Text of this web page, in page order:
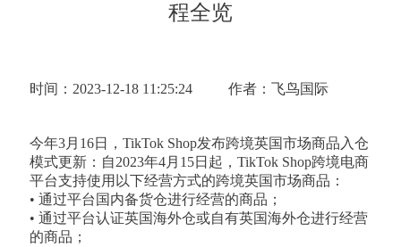
程全览
时间：2023-12-18 11:25:24 作者：飞鸟国际
今年3月16日，TikTok Shop发布跨境英国市场商品入仓
模式更新：自2023年4月15日起，TikTok Shop跨境电商
平台支持使用以下经营方式的跨境英国市场商品：
• 通过平台国内备货仓进行经营的商品；
• 通过平台认证英国海外仓或自有英国海外仓进行经营
的商品；